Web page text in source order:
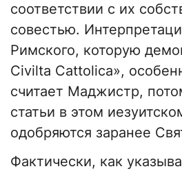
соответствии с их
совестью.
Римского, которую
Civilta Cattolica»,
считает Маджистр,
статьи в этом
одобряются заранее
Фактически, как